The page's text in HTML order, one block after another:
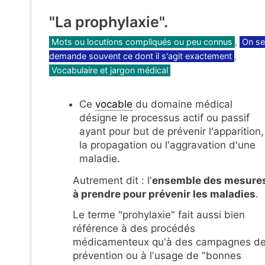
"La prophylaxie".
Catégories
Mots ou locutions compliqués ou peu connus , On se
demande souvent ce dont il s'agit exactement ,
Vocabulaire et jargon médical
Ce vocable du domaine médical
désigne le processus actif ou passif
ayant pour but de prévenir l'apparition,
la propagation ou l'aggravation d'une
maladie.
Autrement dit : l'ensemble des
à prendre pour prévenir les maladies.
Le terme "prohylaxie" fait aussi bien
référence à des procédés
médicamenteux qu'à des campagnes
prévention ou à l'usage de "bonnes